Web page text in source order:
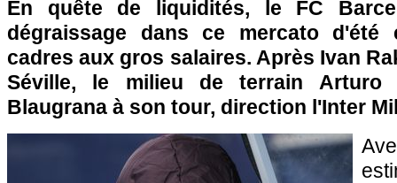
En quête de liquidités, le FC
dégraissage dans ce mercato d'été
cadres aux gros salaires. Après Ivan
Séville, le milieu de terrain
Blaugrana à son tour, direction l'Inter